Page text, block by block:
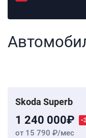
Skoda Superb
1 240 000 -
от 15 790 /мес